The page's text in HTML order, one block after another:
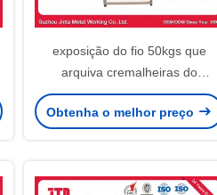
exposição do fio 50kgs que
arquiva cremalheiras do
armazenamento de fio de 1.3m
1.8m com rodas
Obtenha o melhor preço